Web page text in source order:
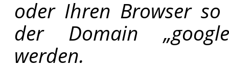
oder Ihren Browser so
der Domain
werden.